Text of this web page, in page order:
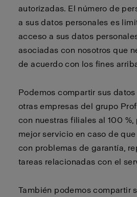
autorizadas. El número de
a sus datos personales es
acceso a sus datos
asociadas con nosotros que
de acuerdo con los fines
Podemos compartir sus
otras empresas del grupo
con nuestras filiales al 100 %,
mejor servicio en caso de
con problemas de garantía,
tareas relacionadas con el
También podemos compartir